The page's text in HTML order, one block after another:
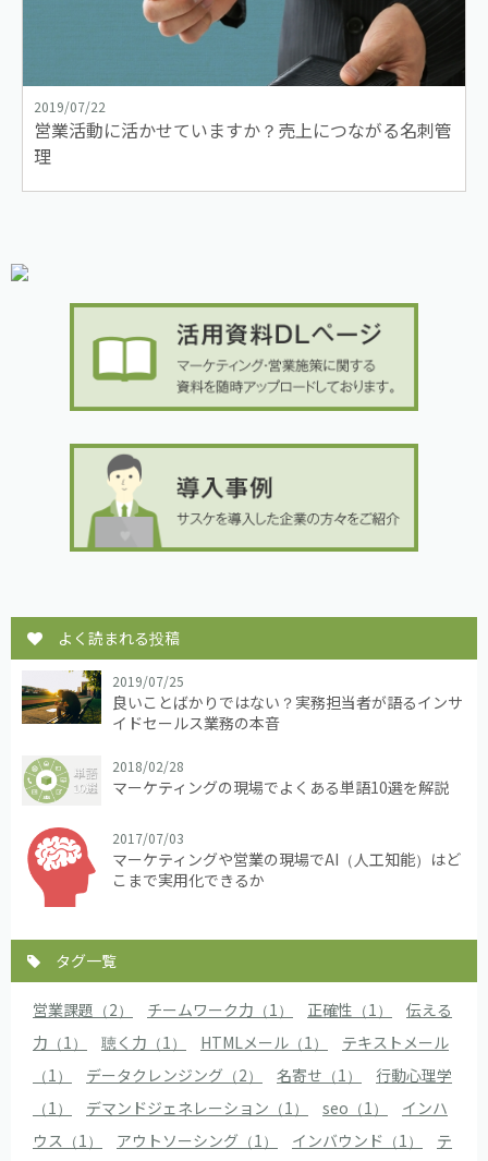
2019/07/22
営業活動に活かせていますか？売上につながる名刺管
理
よく読まれる投稿
2019/07/25
良いことばかりではない？実務担当者が語るインサ
イドセールス業務の本音
2018/02/28
マーケティングの現場でよくある単語10選を解説
2017/07/03
マーケティングや営業の現場でAI（人工知能）はど
こまで実用化できるか
タグ一覧
営業課題（2） チームワーク力（1） 正確性（1）
伝える
力（1）
聴く力（1） HTMLメール（1）
テキストメール
（1）
データクレンジング（2） 名寄せ（1）
行動心理学
（1）
デマンドジェネレーション（1） seo（1）
インハ
ウス（1）
アウトソーシング（1） インバウンド（1）
テ